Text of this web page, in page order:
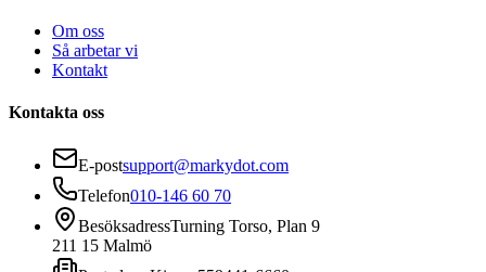
Om oss
Så arbetar vi
Kontakt
Kontakta oss
E-postsupport@markydot.com
Telefon010-146 60 70
BesöksadressTurning Torso, Plan 9
211 15 Malmö